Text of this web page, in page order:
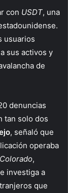
con USDT, una
usuarios
sus activos y
de
denuncias
tan solo dos
, señaló que
operaba
Colorado,
investiga a
que